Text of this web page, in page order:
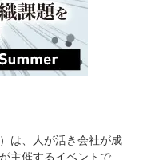
は、人が活き会社が成
主催するイベントで